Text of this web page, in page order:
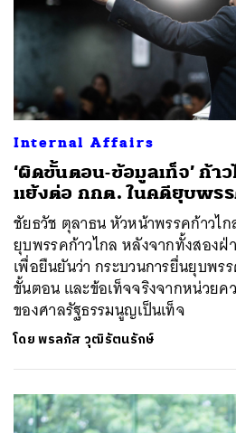
Internal Affairs
‘ผิดขั้นตอน-ข้อมูลเท็จ’ ก้า
แย้งต่อ กกต. ในคดียุบพรร
ชัยธวัช ตุลาธน หัวหน้าพรรคก้าวไ
ยุบพรรคก้าวไกล หลังจากทั้งสอง
เพื่อยืนยันว่า กระบวนการยื่นยุบพร
ขั้นตอน และข้อเท็จจริงจากหน่วยค
ของศาลรัฐธรรมนูญเป็นเท็จ
โดยพรลภัส วุฒิรัตนรักษ์